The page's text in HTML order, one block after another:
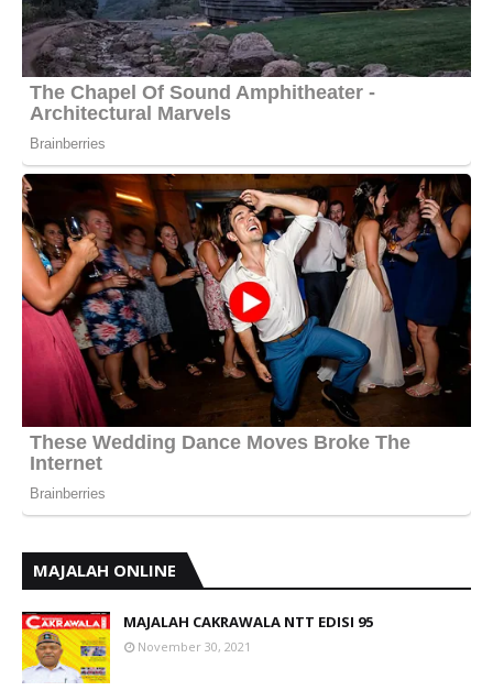
MAJALAH ONLINE
MAJALAH CAKRAWALA NTT EDISI 95
November 30, 2021